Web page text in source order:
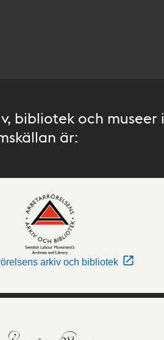
bibliotek och museer i
är:
arkiv och bibliotek